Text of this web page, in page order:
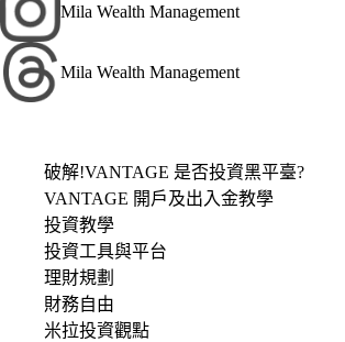
Mila Wealth Management
Mila Wealth Management
破解!VANTAGE 是否投資黑平臺?
VANTAGE 開戶及出入金教學
投資教學
投資工具與平台
理財規劃
財務自由
米拉投資觀點